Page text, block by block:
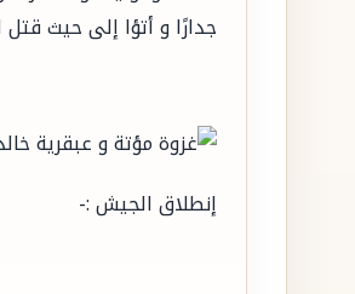
جدارًا و أتؤا إلى حيث
إنطلاق الجيش :-